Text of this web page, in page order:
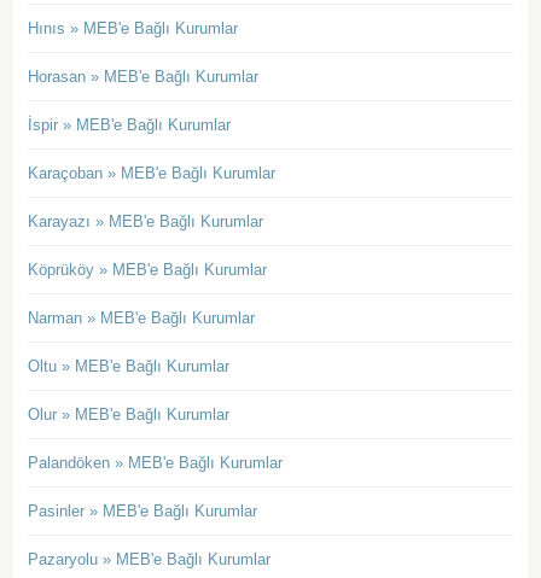
Hınıs » MEB'e Bağlı Kurumlar
Horasan » MEB'e Bağlı Kurumlar
İspir » MEB'e Bağlı Kurumlar
Karaçoban » MEB'e Bağlı Kurumlar
Karayazı » MEB'e Bağlı Kurumlar
Köprüköy » MEB'e Bağlı Kurumlar
Narman » MEB'e Bağlı Kurumlar
Oltu » MEB'e Bağlı Kurumlar
Olur » MEB'e Bağlı Kurumlar
Palandöken » MEB'e Bağlı Kurumlar
Pasinler » MEB'e Bağlı Kurumlar
Pazaryolu » MEB'e Bağlı Kurumlar